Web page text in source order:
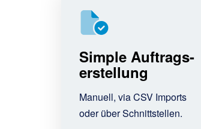
Simple Auftrags-
erstellung
Manuell, via CSV Imports
oder über Schnittstellen.